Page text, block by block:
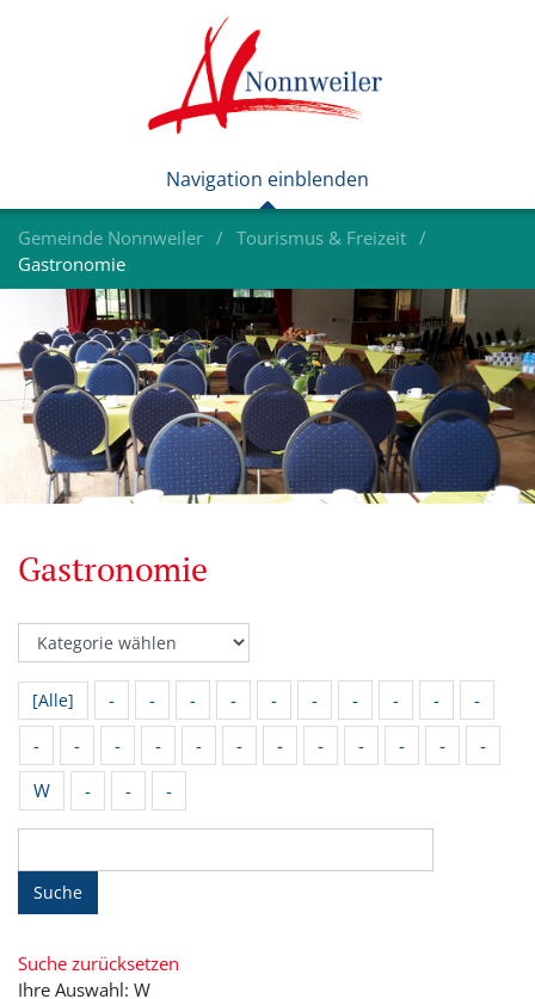
Gemeinde Nonnweiler
Tourismus & Freizeit
Gastronomie
Gastronomie
[Alle] - - - - - - - - -
-
-
- - - - - - - - - -
-
W
- - -
Suche
Suche zurücksetzen
Ihre Auswahl: W